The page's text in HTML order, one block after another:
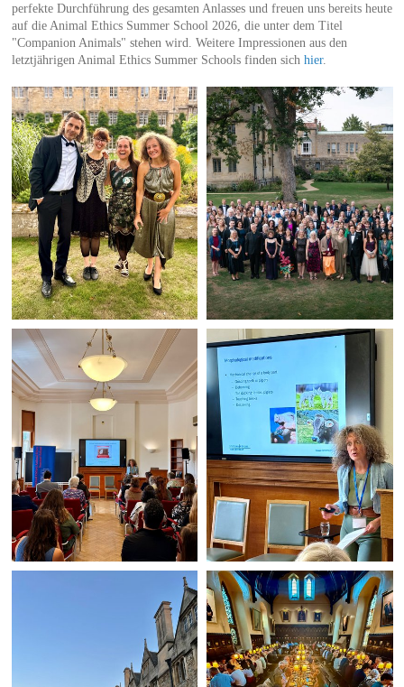
perfekte Durchführung des gesamten Anlasses und freuen uns bereits heute
auf die Animal Ethics Summer School 2026, die unter dem Titel
"Companion Animals" stehen wird. Weitere Impressionen aus den
letztjährigen Animal Ethics Summer Schools finden sich hier.